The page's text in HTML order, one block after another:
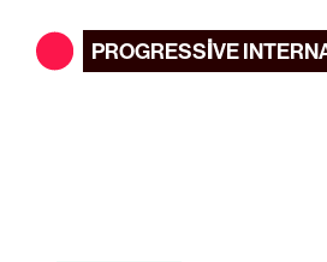
PROGRESSIVE